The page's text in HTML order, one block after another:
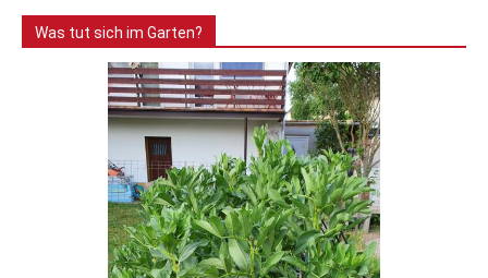
Was tut sich im Garten?